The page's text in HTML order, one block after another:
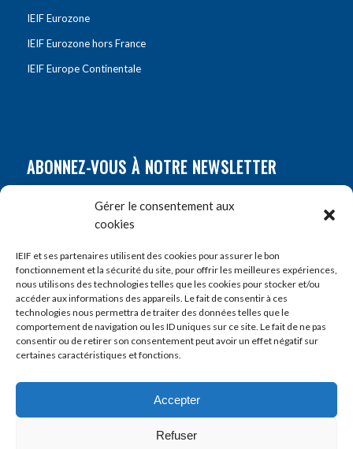
Gérer le consentement aux
cookies
IEIF et ses partenaires utilisent des cookies pour assurer le bon
fonctionnement et la sécurité du site, pour offrir les meilleures expériences,
nous utilisons des technologies telles que les cookies pour stocker et/ou
accéder aux informations des appareils. Le fait de consentir à ces
technologies nous permettra de traiter des données telles que le
comportement de navigation ou les ID uniques sur ce site. Le fait de ne pas
consentir ou de retirer son consentement peut avoir un effet négatif sur
certaines caractéristiques et fonctions.
Accepter
Refuser
IEIF Eurozone
IEIF Eurozone hors France
IEIF Europe Continentale
ABONNEZ-VOUS À NOTRE NEWSLETTER
Prénom*
E-mail*